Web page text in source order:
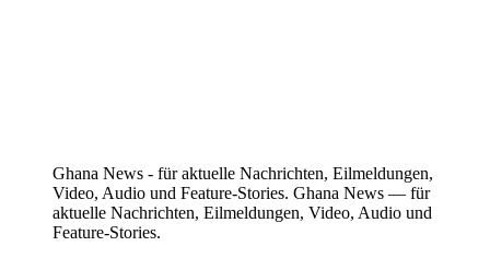
Ghana News - für aktuelle Nachrichten, Eilmeldungen,
Video, Audio und Feature-Stories. Ghana News — für
aktuelle Nachrichten, Eilmeldungen, Video, Audio und
Feature-Stories.